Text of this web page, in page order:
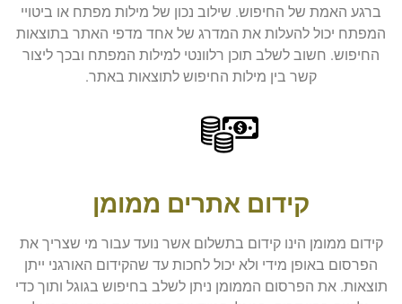
ברגע האמת של החיפוש. שילוב נכון של מילות מפתח או ביטויי
המפתח יכול להעלות את המדרג של אחד מדפי האתר בתוצאות
החיפוש. חשוב לשלב תוכן רלוונטי למילות המפתח ובכך ליצור
קשר בין מילות החיפוש לתוצאות באתר.
קידום אתרים ממומן
קידום ממומן הינו קידום בתשלום אשר נועד עבור מי שצריך את
הפרסום באופן מידי ולא יכול לחכות עד שהקידום האורגני ייתן
תוצאות. את הפרסום הממומן ניתן לשלב בחיפוש בגוגל ותוך כדי